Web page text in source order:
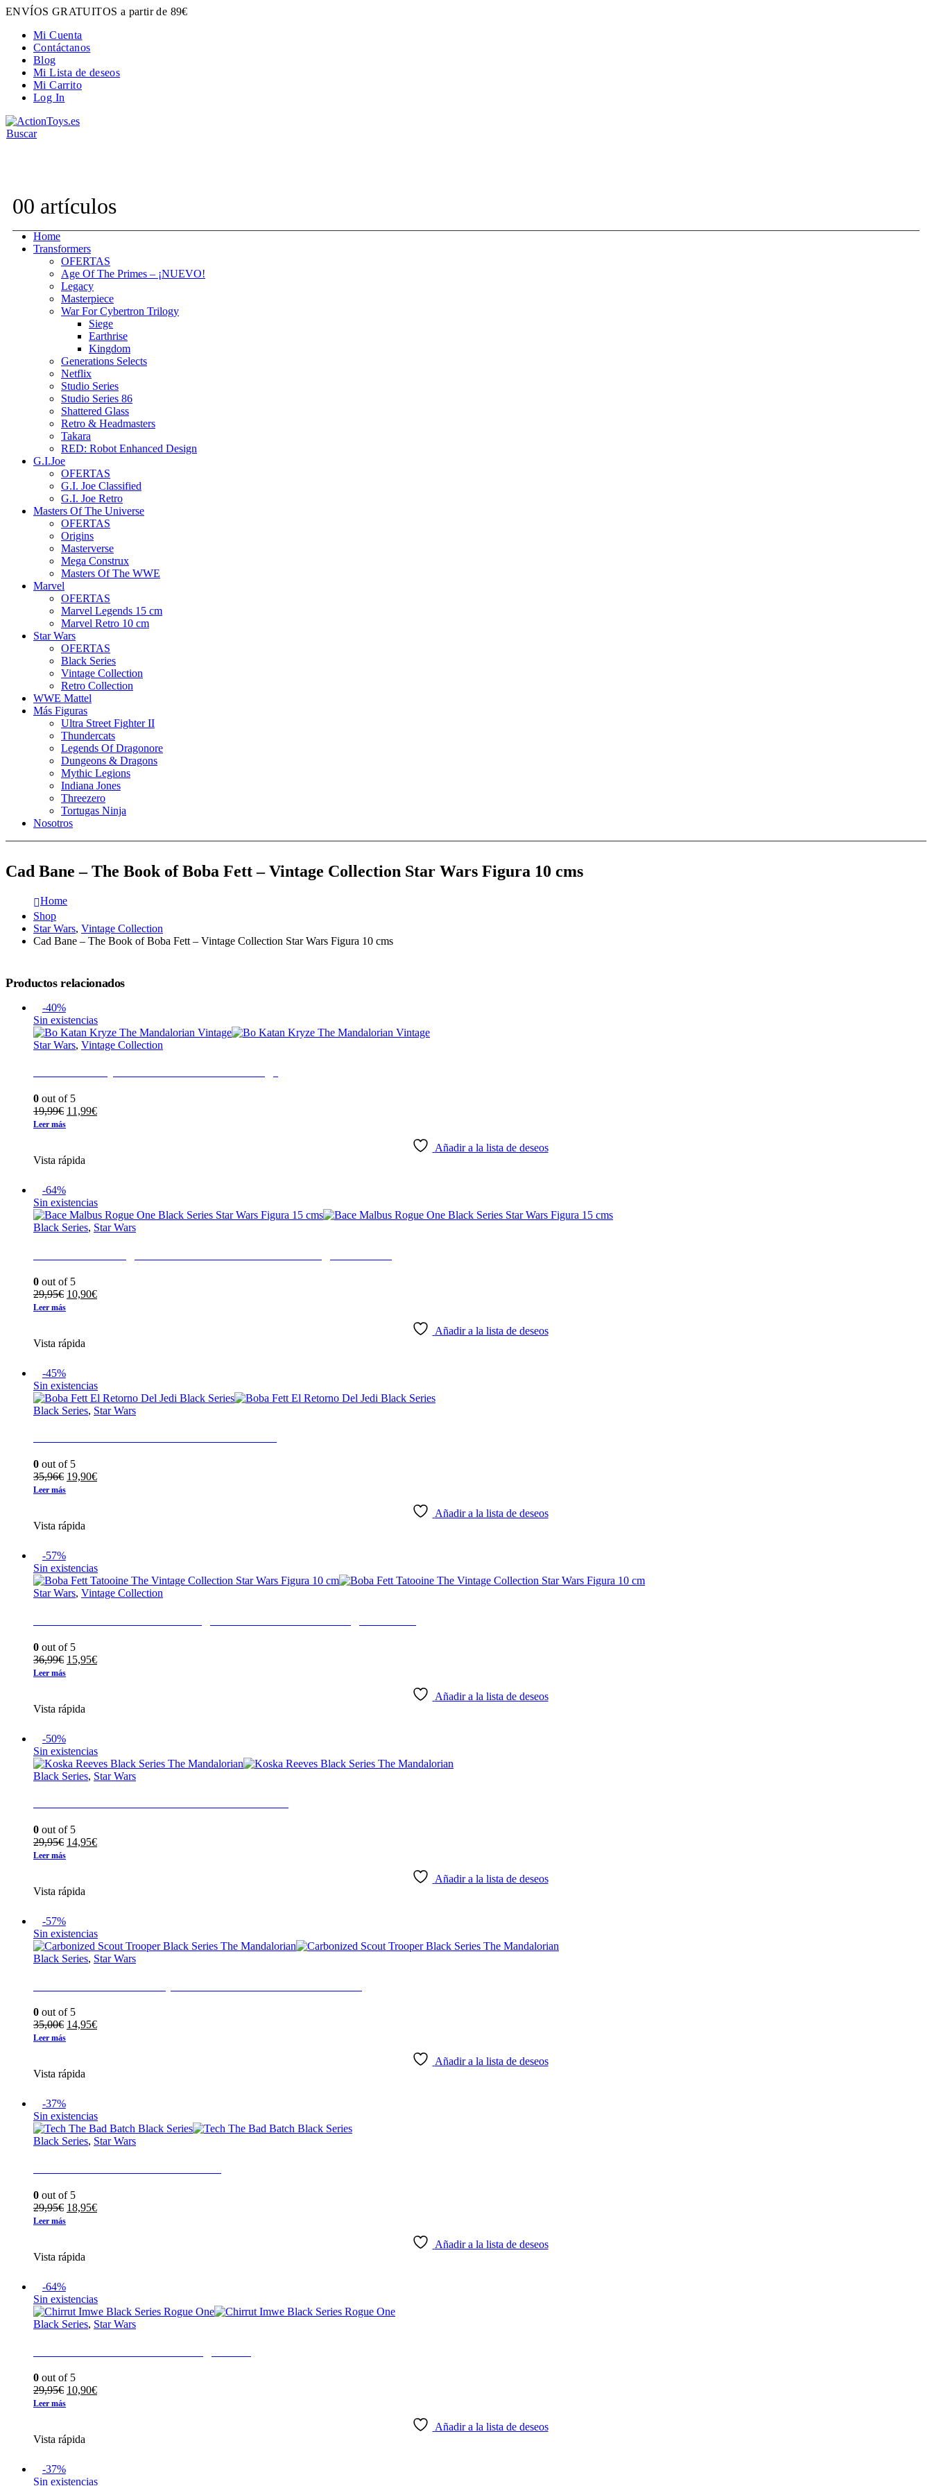
ENVÍOS GRATUITOS a partir de 89€
Mi Cuenta
Contáctanos
Blog
Mi Lista de deseos
Mi Carrito
Log In
Buscar
00 artículos
Home
Transformers
OFERTAS
Age Of The Primes – ¡NUEVO!
Legacy
Masterpiece
War For Cybertron Trilogy
Siege
Earthrise
Kingdom
Generations Selects
Netflix
Studio Series
Studio Series 86
Shattered Glass
Retro & Headmasters
Takara
RED: Robot Enhanced Design
G.I.Joe
OFERTAS
G.I. Joe Classified
G.I. Joe Retro
Masters Of The Universe
OFERTAS
Origins
Masterverse
Mega Construx
Masters Of The WWE
Marvel
OFERTAS
Marvel Legends 15 cm
Marvel Retro 10 cm
Star Wars
OFERTAS
Black Series
Vintage Collection
Retro Collection
WWE Mattel
Más Figuras
Ultra Street Fighter II
Thundercats
Legends Of Dragonore
Dungeons & Dragons
Mythic Legions
Indiana Jones
Threezero
Tortugas Ninja
Nosotros
Cad Bane – The Book of Boba Fett – Vintage Collection Star Wars Figura 10 cms
Home
Shop
Star Wars, Vintage Collection
Cad Bane – The Book of Boba Fett – Vintage Collection Star Wars Figura 10 cms
Productos relacionados
-40%
Sin existencias
Star Wars, Vintage Collection
0 out of 5
19,99€ El
19,99€.
11,99€El
Leer más
Añadir a la lista de deseos
Vista rápida
-64%
Sin existencias
Black Series, Star Wars
0 out of 5
29,95€ El
29,95€.
10,90€El
Leer más
Añadir a la lista de deseos
Vista rápida
-45%
Sin existencias
Black Series, Star Wars
0 out of 5
35,96€ El
35,96€.
19,90€El
Leer más
Añadir a la lista de deseos
Vista rápida
-57%
Sin existencias
Star Wars, Vintage Collection
0 out of 5
36,99€ El
36,99€.
15,95€El
Leer más
Añadir a la lista de deseos
Vista rápida
-50%
Sin existencias
Black Series, Star Wars
0 out of 5
29,95€ El
29,95€.
14,95€El
Leer más
Añadir a la lista de deseos
Vista rápida
-57%
Sin existencias
Black Series, Star Wars
0 out of 5
35,00€ El
35,00€.
14,95€El
Leer más
Añadir a la lista de deseos
Vista rápida
-37%
Sin existencias
Black Series, Star Wars
0 out of 5
29,95€ El
29,95€.
18,95€El
Leer más
Añadir a la lista de deseos
Vista rápida
-64%
Sin existencias
Black Series, Star Wars
0 out of 5
29,95€ El
29,95€.
10,90€El
Leer más
Añadir a la lista de deseos
Vista rápida
-37%
Sin existencias